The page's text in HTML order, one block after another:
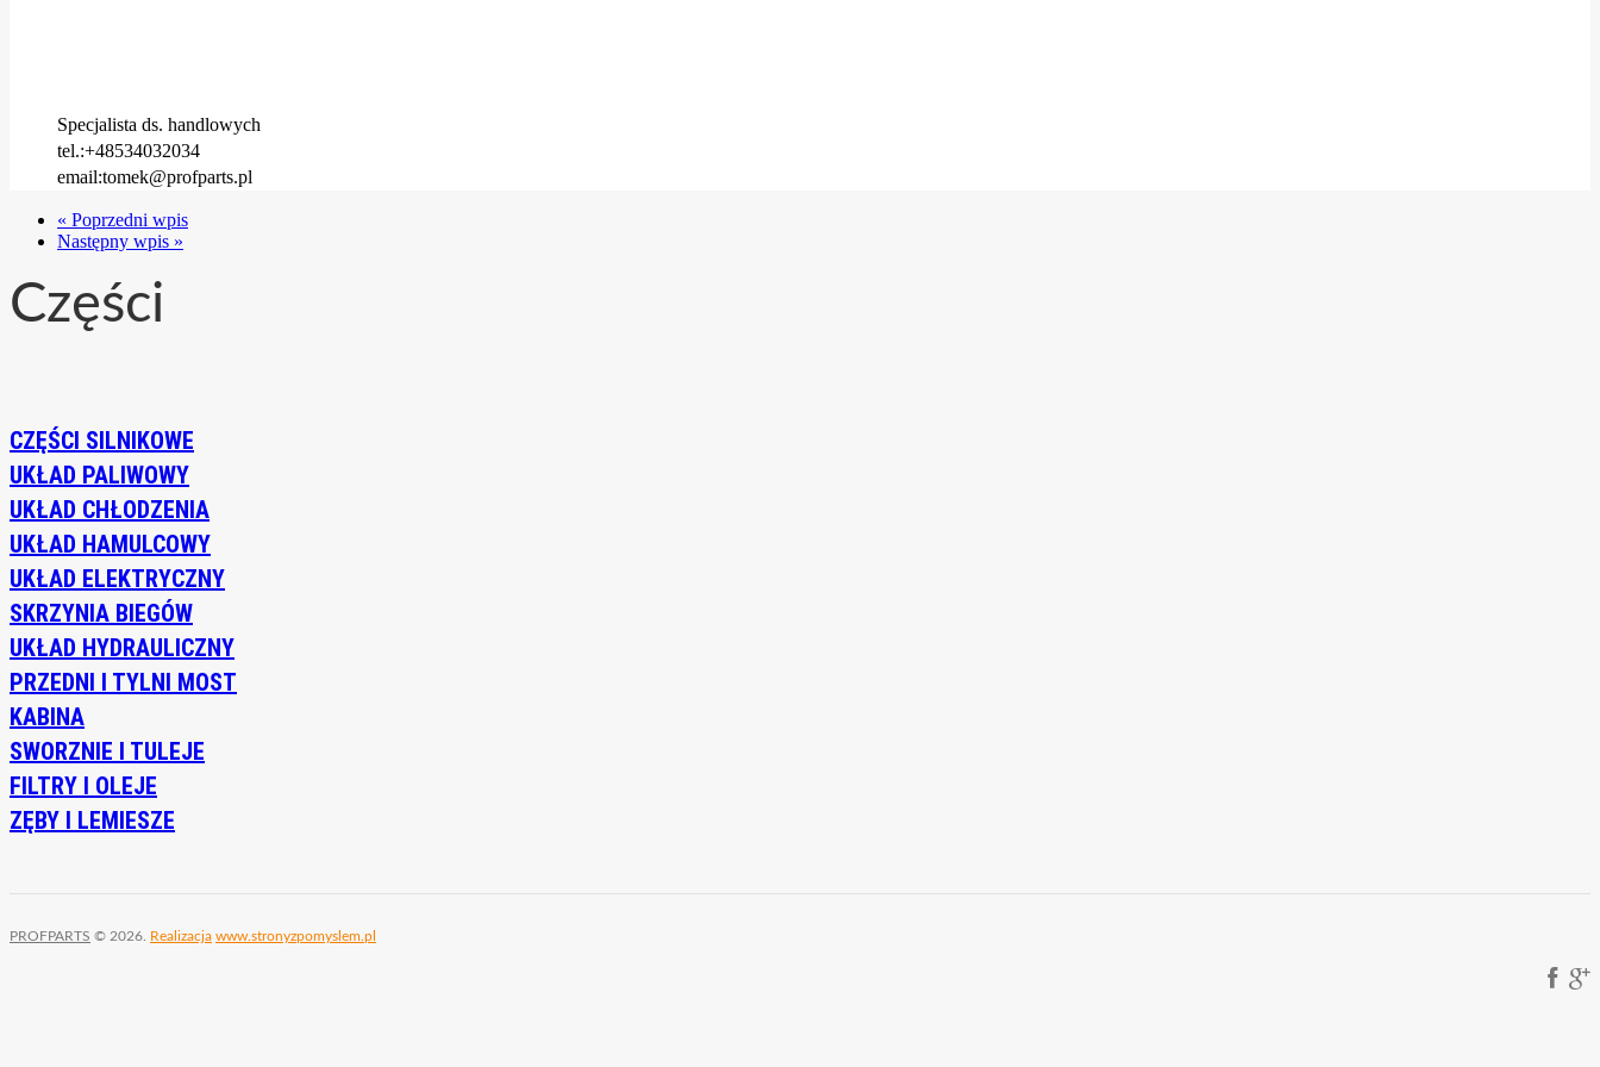
Specjalista ds. handlowych
tel.:+48534032034
email:tomek@profparts.pl
« Poprzedni wpis
Następny wpis »
Części
CZĘŚCI SILNIKOWE
UKŁAD PALIWOWY
UKŁAD CHŁODZENIA
UKŁAD HAMULCOWY
UKŁAD ELEKTRYCZNY
SKRZYNIA BIEGÓW
UKŁAD HYDRAULICZNY
PRZEDNI I TYLNI MOST
KABINA
SWORZNIE I TULEJE
FILTRY I OLEJE
ZĘBY I LEMIESZE
PROFPARTS © 2026. Realizacja www.stronyzpomyslem.pl